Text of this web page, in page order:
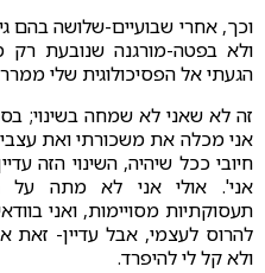
וכך, אחרי שבועיים-שלושה בהם
ולא בפטה-מורגנה שנובעת רק
הגעתי אל הפסיכולוגית שלי
זה לא שאני לא שמחה בשינוי;
אני מכלה את משכורתי ואת
חיובי ככל שיהיה, השינוי הזה
אני'. אולי אני לא מתה על
תעסוקתיות מסויימות, ואני
להרוס לעצמי, אבל עדיין- זאת
ולא קל לי להיפרד.